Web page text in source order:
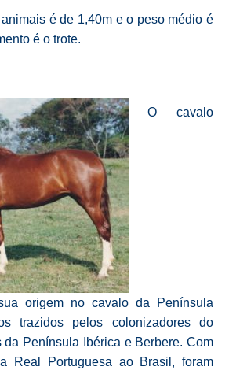
é de 1,40m e o peso médio é
é o trote.
O cavalo
origem no cavalo da Península
trazidos pelos colonizadores do
da Península Ibérica e Berbere. Com
Real Portuguesa ao Brasil, foram